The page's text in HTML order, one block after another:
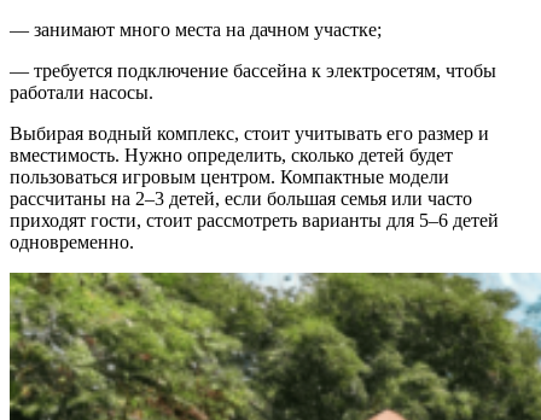
— занимают много места на дачном участке;
— требуется подключение бассейна к электросетям, чтобы
работали насосы.
Выбирая водный комплекс, стоит учитывать его размер и
вместимость. Нужно определить, сколько детей будет
пользоваться игровым центром. Компактные модели
рассчитаны на 2–3 детей, если большая семья или часто
приходят гости, стоит рассмотреть варианты для 5–6 детей
одновременно.